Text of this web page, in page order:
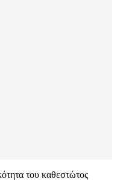
του καθεστώτος